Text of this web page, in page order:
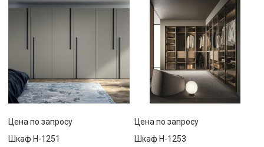
Цена по запросу
Шкаф Н-1251
Цена по запросу
Шкаф Н-1253